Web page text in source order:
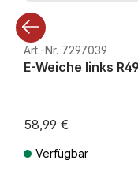
Art.-Nr. 7297039
E-Weiche links
58,99 €
Verfügbar